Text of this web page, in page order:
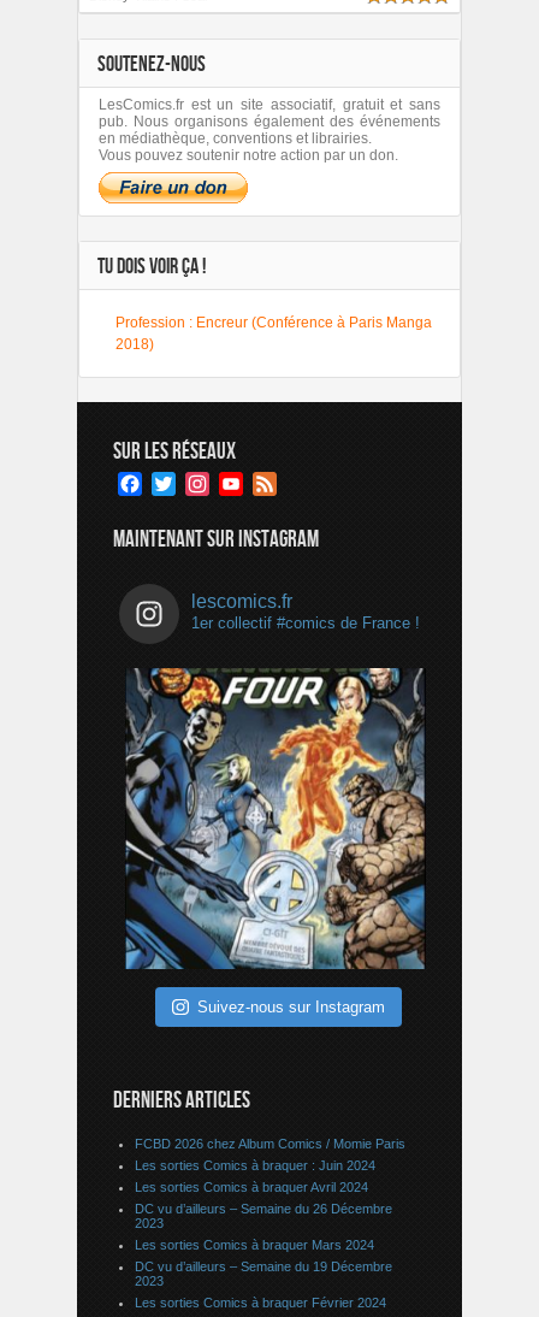
SOUTENEZ-NOUS
LesComics.fr est un site associatif, gratuit et sans
pub. Nous organisons également des événements
en médiathèque, conventions et librairies.
Vous pouvez soutenir notre action par un don.
TU DOIS VOIR ÇA !
Profession : Encreur (Conférence à Paris Manga
2018)
SUR LES RÉSEAUX
Facebook
TwitterInstagramYouTube
MAINTENANT SUR INSTAGRAM
lescomics.fr
1er collectif #comics de France !
Suivez-nous sur Instagram
DERNIERS ARTICLES
FCBD 2026 chez Album Comics / Momie Paris
Les sorties Comics à braquer : Juin 2024
Les sorties Comics à braquer Avril 2024
DC vu d’ailleurs – Semaine du 26 Décembre
2023
Les sorties Comics à braquer Mars 2024
DC vu d’ailleurs – Semaine du 19 Décembre
2023
Les sorties Comics à braquer Février 2024